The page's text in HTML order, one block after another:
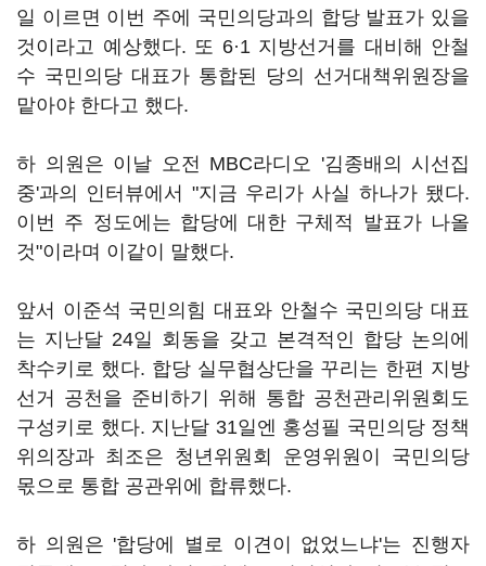
일 이르면 이번 주에 국민의당과의 합당 발표가 있을
것이라고 예상했다. 또 6·1 지방선거를 대비해 안철
수 국민의당 대표가 통합된 당의 선거대책위원장을
맡아야 한다고 했다.
하 의원은 이날 오전 MBC라디오 '김종배의 시선집
중'과의 인터뷰에서 "지금 우리가 사실 하나가 됐다.
이번 주 정도에는 합당에 대한 구체적 발표가 나올
것"이라며 이같이 말했다.
앞서 이준석 국민의힘 대표와 안철수 국민의당 대표
는 지난달 24일 회동을 갖고 본격적인 합당 논의에
착수키로 했다. 합당 실무협상단을 꾸리는 한편 지방
선거 공천을 준비하기 위해 통합 공천관리위원회도
구성키로 했다. 지난달 31일엔 홍성필 국민의당 정책
위의장과 최조은 청년위원회 운영위원이 국민의당
몫으로 통합 공관위에 합류했다.
하 의원은 '합당에 별로 이견이 없었느냐'는 진행자